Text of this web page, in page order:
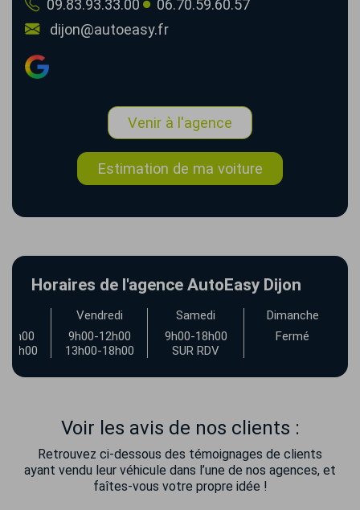
09.83.93.33.00
06.70.59.60.57
dijon@autoeasy.fr
Venir à l'agence
Estimation de ma voiture
Horaires de l'agence AutoEasy Dijon
18h00
Vendredi
9h00-12h00
13h00-18h00
Samedi
9h00-18h00
SUR RDV
Dimanche
Fermé
Voir les avis de nos clients :
Retrouvez ci-dessous des témoignages de clients
ayant vendu leur véhicule dans l’une de nos agences, et
faîtes-vous votre propre idée !